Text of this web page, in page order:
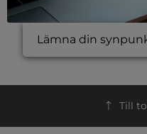
Lämna din
Till